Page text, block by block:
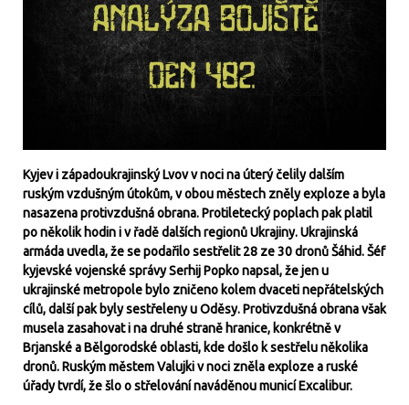
Kyjev i západoukrajinský Lvov v noci na úterý čelily dalším
ruským vzdušným útokům, v obou městech zněly exploze a byla
nasazena protivzdušná obrana. Protiletecký poplach pak platil
po několik hodin i v řadě dalších regionů Ukrajiny. Ukrajinská
armáda uvedla, že se podařilo sestřelit 28 ze 30 dronů Šáhid. Šéf
kyjevské vojenské správy Serhij Popko napsal, že jen u
ukrajinské metropole bylo zničeno kolem dvaceti nepřátelských
cílů, další pak byly sestřeleny u Oděsy. Protivzdušná obrana však
musela zasahovat i na druhé straně hranice, konkrétně v
Brjanské a Bělgorodské oblasti, kde došlo k sestřelu několika
dronů. Ruským městem Valujki v noci zněla exploze a ruské
úřady tvrdí, že šlo o střelování naváděnou municí Excalibur.